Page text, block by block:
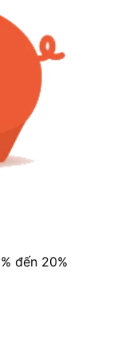
đến 20%